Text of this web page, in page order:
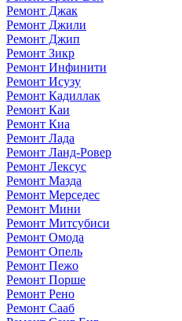
Ремонт Джак
Ремонт Джили
Ремонт Джип
Ремонт Зикр
Ремонт Инфинити
Ремонт Исузу
Ремонт Кадиллак
Ремонт Каи
Ремонт Киа
Ремонт Лада
Ремонт Ланд-Ровер
Ремонт Лексус
Ремонт Мазда
Ремонт Мерседес
Ремонт Мини
Ремонт Митсубиси
Ремонт Омода
Ремонт Опель
Ремонт Пежо
Ремонт Порше
Ремонт Рено
Ремонт Сааб